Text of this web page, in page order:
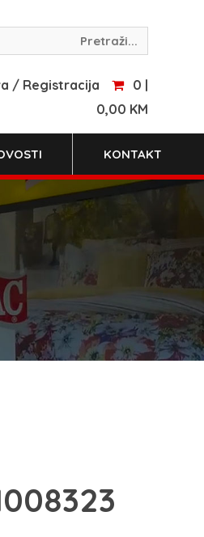
/ Registracija
0 |
0,00 KM
KONTAKT